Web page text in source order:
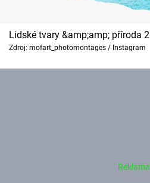
Lidské tvary &amp;amp; příroda 2
Zdroj: mofart_photomontages / Instagram